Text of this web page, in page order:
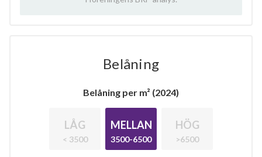
Belåning
Belåning per m² (2024)
LÅG
< 3500
MELLAN
3500-6500
HÖG
>6500